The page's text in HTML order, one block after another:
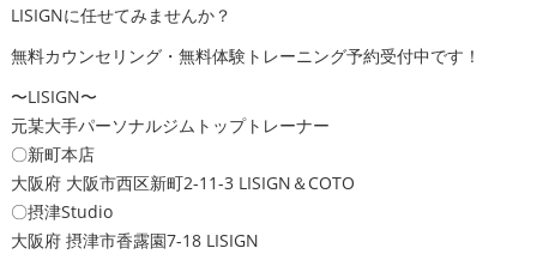
LISIGNに任せてみませんか？
無料カウンセリング・無料体験トレーニング予約受付中です！
〜LISIGN〜
元某大手パーソナルジムトップトレーナー
〇新町本店
大阪府 大阪市西区新町2-11-3 LISIGN＆COTO
〇摂津Studio
大阪府 摂津市香露園7-18 LISIGN